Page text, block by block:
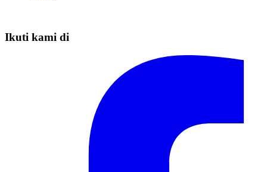
Ikuti kami di